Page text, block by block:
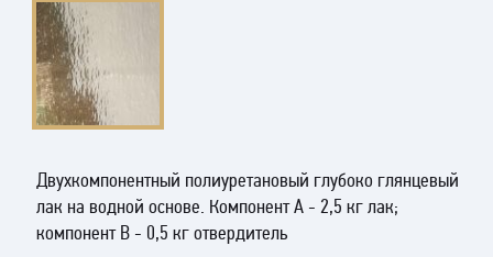
Двухкомпонентный полиуретановый глубоко глянцевый
лак на водной основе. Компонент А - 2,5 кг лак;
компонент В - 0,5 кг отвердитель